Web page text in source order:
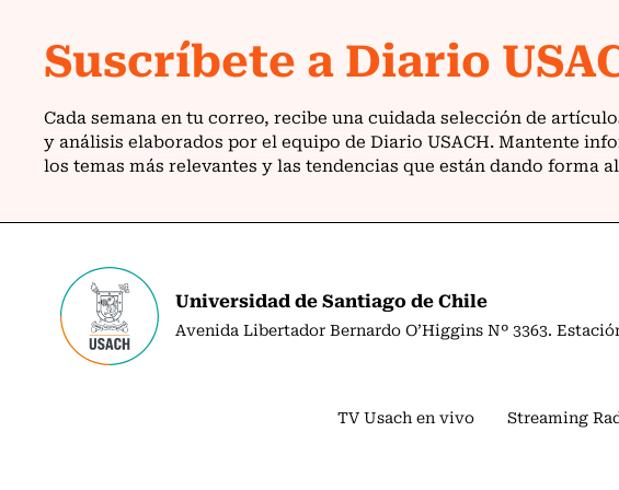
Universidad de Santiago de Chile
Avenida Libertador Bernardo O’Higgins Nº 3363.
TV Usach en vivo Streaming